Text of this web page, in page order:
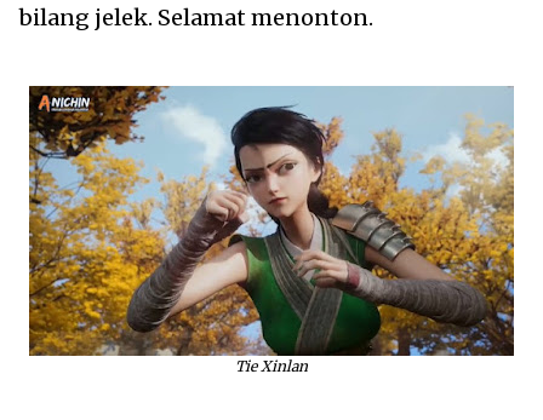
bilang jelek. Selamat menonton.
Tie Xinlan